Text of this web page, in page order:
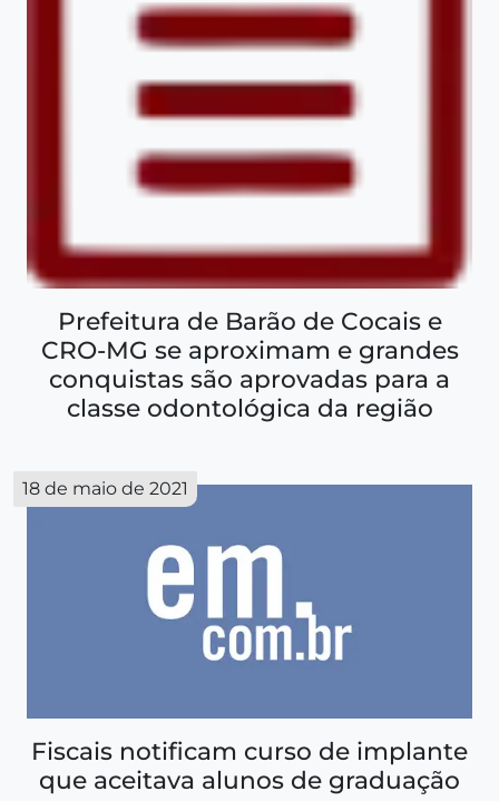
Prefeitura de Barão de Cocais e
CRO-MG se aproximam e grandes
conquistas são aprovadas para a
classe odontológica da região
18 de maio de 2021
Fiscais notificam curso de implante
que aceitava alunos de graduação